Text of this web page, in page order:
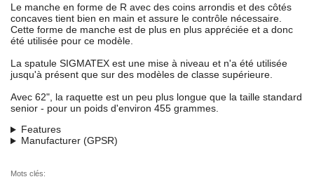
Le manche en forme de R avec des coins arrondis et des côtés
concaves tient bien en main et assure le contrôle nécessaire.
Cette forme de manche est de plus en plus appréciée et a donc
été utilisée pour ce modèle.
La spatule SIGMATEX est une mise à niveau et n'a été utilisée
jusqu'à présent que sur des modèles de classe supérieure.
Avec 62", la raquette est un peu plus longue que la taille standard
senior - pour un poids d'environ 455 grammes.
Features
Manufacturer (GPSR)
Mots clés: